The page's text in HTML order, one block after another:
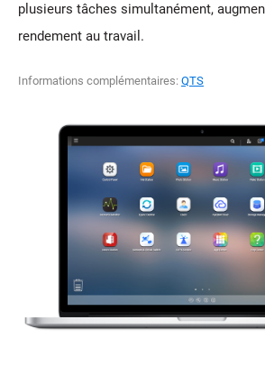
plusieurs tâches simultanément,
rendement au travail.
Informations complémentaires: QTS